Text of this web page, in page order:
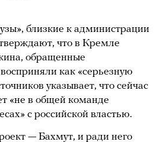
близкие к администрации
что в Кремле
обращенные
как «серьезную
указывает, что сейчас
«не в общей команде
с российской властью.
— Бахмут, и ради него